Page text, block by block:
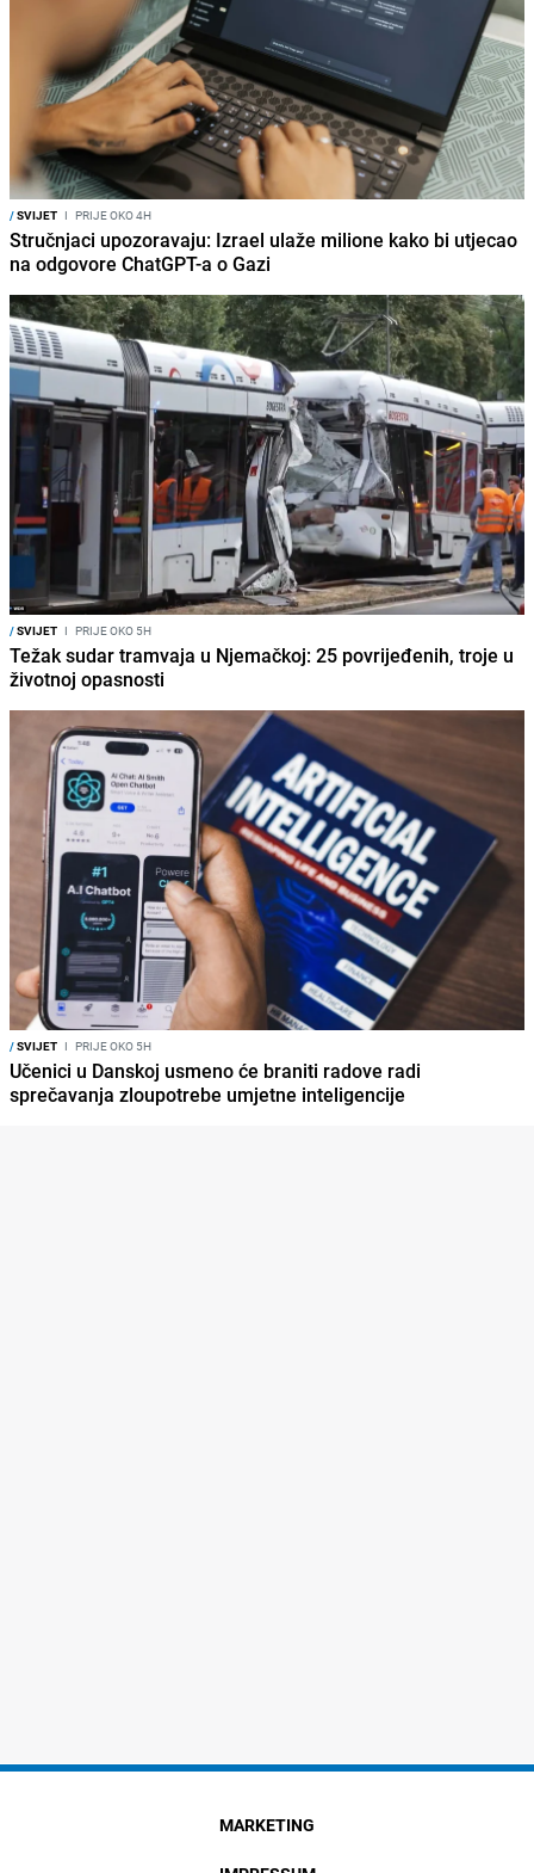
/SVIJET I PRIJE OKO 4H
Stručnjaci upozoravaju: Izrael ulaže milione kako bi utjecao
na odgovore ChatGPT-a o Gazi
/SVIJET I PRIJE OKO 5H
Težak sudar tramvaja u Njemačkoj: 25 povrijeđenih, troje u
životnoj opasnosti
/SVIJET I PRIJE OKO 5H
Učenici u Danskoj usmeno će braniti radove radi
sprečavanja zloupotrebe umjetne inteligencije
MARKETING